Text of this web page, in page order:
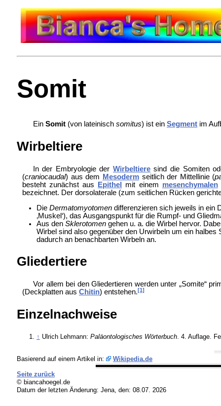
Somit
Ein Somit(von lateinisch somitus) ist ein Segmentim
Wirbeltiere
In der Embryologie der Wirbeltieresind die Somiten
(craniocaudal) aus dem Mesodermseitlich der Mittellinie (
besteht zunächst aus
Epithel mit einem mesenchymalen
bezeichnet. Der dorsolaterale (zum seitlichen Rücken
Die Dermatomyotomendifferenzieren sich jeweils in ein
‚Muskel‘), das Ausgangspunkt für die Rumpf- und
Aus den Sklerotomengehen u. a. die Wirbel hervor.
Wirbel sind also gegenüber den Urwirbeln um ein
dadurch an benachbarten Wirbeln an.
Gliedertiere
Vor allem bei denGliedertieren werden unter „Somite“
(Deckplatten aus Chitin) entstehen.[1]
Einzelnachweise
↑ Ulrich Lehmann: Paläontologisches Wörterbuch. 4. Auflage.
Basierend auf einem Artikel in: Wikipedia.de
Seite zurück
© biancahoegel.de
Datum der letzten Änderung: Jena, den: 08.07. 2026